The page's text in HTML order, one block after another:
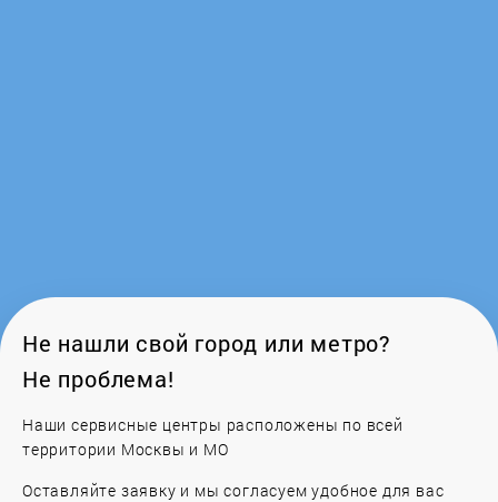
Не нашли свой город или метро?
Не проблема!
Наши сервисные центры расположены по всей
территории Москвы и МО
Оставляйте заявку и мы согласуем удобное для вас